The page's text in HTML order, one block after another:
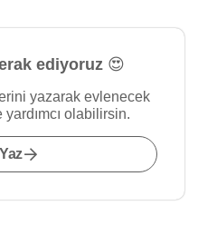
ediyoruz 😍
yazarak evlenecek
olabilirsin.